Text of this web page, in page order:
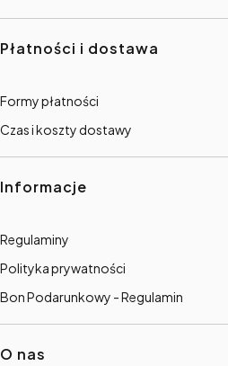
Płatności i dostawa
Formy płatności
Czas i koszty dostawy
Informacje
Regulaminy
Polityka prywatności
Bon Podarunkowy - Regulamin
O nas